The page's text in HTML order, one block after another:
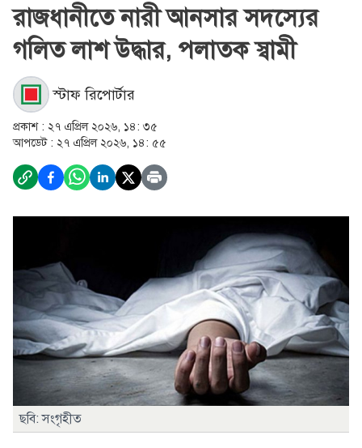
রাজধানীতে নারী আনসার সদস্যের
গলিত লাশ উদ্ধার, পলাতক স্বামী
স্টাফ রিপোর্টার
প্রকাশ : ২৭ এপ্রিল ২০২৬, ১৪: ৩৫
আপডেট : ২৭ এপ্রিল ২০২৬, ১৪: ৫৫
ছবি: সংগৃহীত